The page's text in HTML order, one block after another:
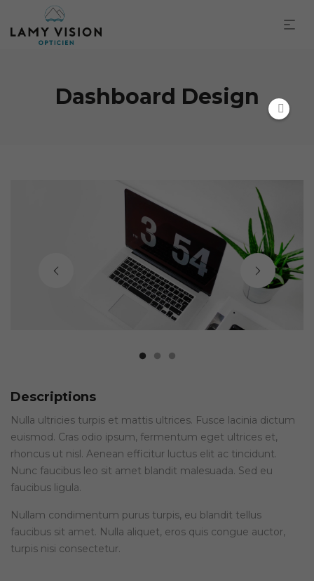
Dashboard Design
Descriptions
Nulla ultricies turpis et mattis ultrices. Fusce lacinia dictum
euismod. Cras odio ipsum, fermentum eget ultrices et,
rhoncus ut nisl. Aenean efficitur luctus elit ac tincidunt.
Nunc faucibus leo sit amet blandit malesuada. Sed eu
faucibus ligula.
Nullam condimentum purus turpis, eu blandit tellus
faucibus sit amet. Nulla aliquet, eros quis congue auctor,
turpis nisi consectetur.